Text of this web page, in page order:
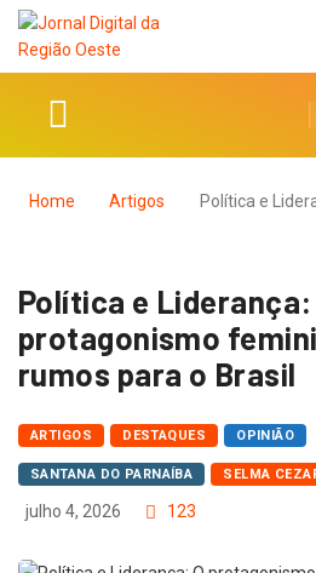
Home Artigos Política e
Política e Liderança:
protagonismo
rumos para o Brasil
ARTIGOS DESTAQUES OPINIÃO
SANTANA DO PARNAÍBA SELMA
julho 4, 2026 123